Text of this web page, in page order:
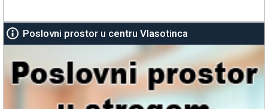
Poslovni prostor u centru Vlasotinca